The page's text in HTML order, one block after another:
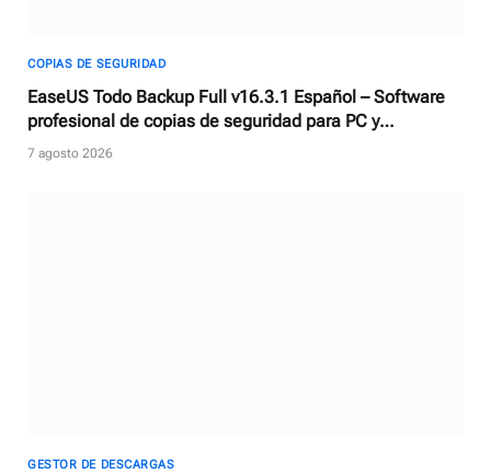
COPIAS DE SEGURIDAD
EaseUS Todo Backup Full v16.3.1 Español – Software
profesional de copias de seguridad para PC y
Servidores
7 agosto 2026
GESTOR DE DESCARGAS